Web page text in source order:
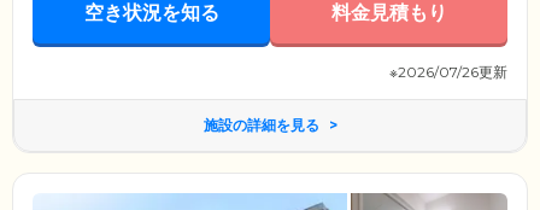
空き状況を知る 料金見積もり
※2026/07/26更新
施設の詳細を見る